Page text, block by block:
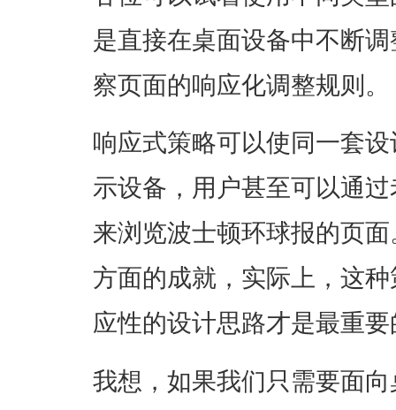
是直接在桌面设备中不断
察页面的响应化调整规则。
响应式策略可以使同一套
示设备，用户甚至可以通
来浏览波士顿环球报的页
方面的成就，实际上，这
应性的设计思路才是最重
我想，如果我们只需要面